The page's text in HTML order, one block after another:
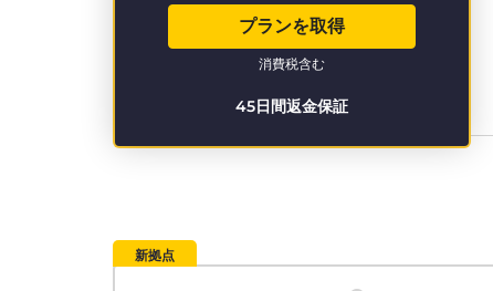
プランを取得
45日間返金保証
消費税含む
新拠点